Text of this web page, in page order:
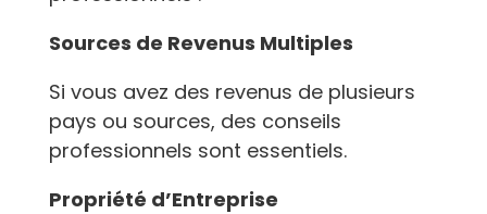
Sources de Revenus Multiples
Si vous avez des revenus de plusieurs
pays ou sources, des conseils
professionnels sont essentiels.
Propriété d’Entreprise